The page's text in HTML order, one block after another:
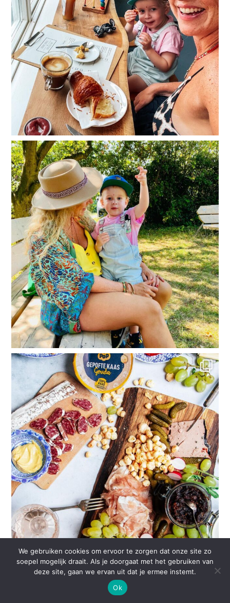
We gebruiken cookies om ervoor te zorgen dat onze site zo
soepel mogelijk draait. Als je doorgaat met het gebruiken van
deze site, gaan we ervan uit dat je ermee instemt.
Ok